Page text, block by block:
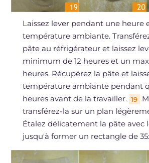
Laissez lever pendant une heure
température ambiante.
pâte au réfrigérateur et laissez
minimum de 12 heures et un
heures. Récupérez la pâte et
température ambiante pendant
heures avant de la travailler. 19
transférez-la sur un plan
Étalez délicatement la pâte avec
jusqu'à former un rectangle de